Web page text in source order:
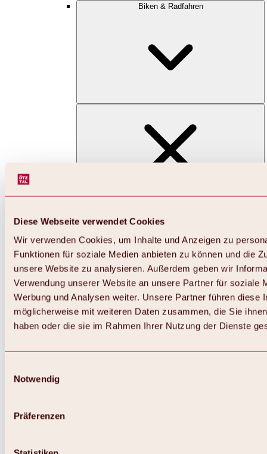
Diese Webseite verwendet Cookies
Wir verwenden Cookies, um Inhalte und Anzeigen zu
Funktionen für soziale Medien anbieten zu können und die
unsere Website zu analysieren. Außerdem geben wir
Verwendung unserer Website an unsere Partner für soziale
Werbung und Analysen weiter. Unsere Partner führen diese
möglicherweise mit weiteren Daten zusammen, die Sie
haben oder die sie im Rahmen Ihrer Nutzung der Dienste
Notwendig
Präferenzen
Biken & Radfahren